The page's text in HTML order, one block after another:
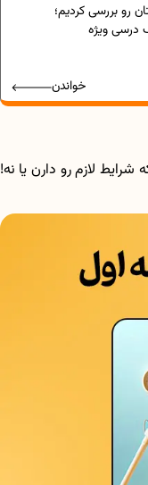
رو بررسی کردیم؛
درسی ویژه
خواندن
لازم رو دارن یا نه!